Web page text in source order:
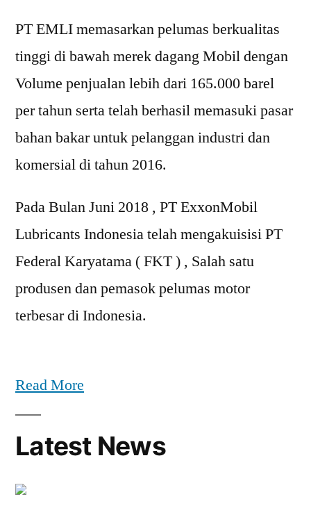
PT EMLI memasarkan pelumas berkualitas
tinggi di bawah merek dagang Mobil dengan
Volume penjualan lebih dari 165.000 barel
per tahun serta telah berhasil memasuki pasar
bahan bakar untuk pelanggan industri dan
komersial di tahun 2016.
Pada Bulan Juni 2018 , PT ExxonMobil
Lubricants Indonesia telah mengakuisisi PT
Federal Karyatama ( FKT ) , Salah satu
produsen dan pemasok pelumas motor
terbesar di Indonesia.
Read More
Latest News